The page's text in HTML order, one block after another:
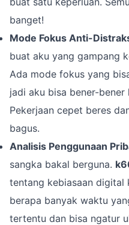
banget!
Mode Fokus Anti-
buat aku yang gampang
Ada mode fokus yang
jadi aku bisa bener-bener
Pekerjaan cepet beres
bagus.
Analisis Penggunaan
sangka bakal berguna.
tentang kebiasaan digital
berapa banyak waktu
tertentu dan bisa ngatur